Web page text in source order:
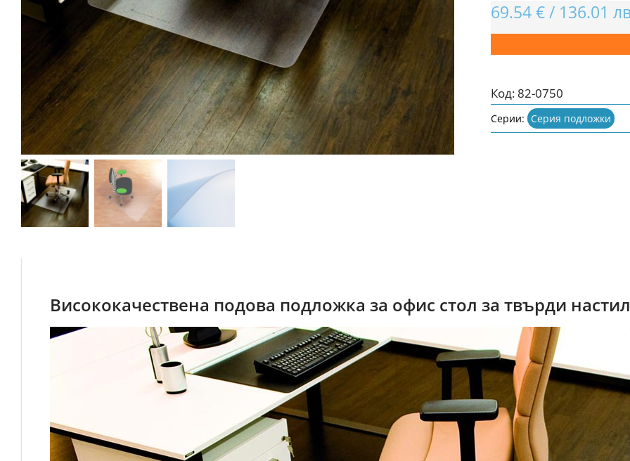
69.54€ / 136.01
Код: 82-0750
Серии: Серия подложки
Висококачествена подова подложка за офис стол за твърди